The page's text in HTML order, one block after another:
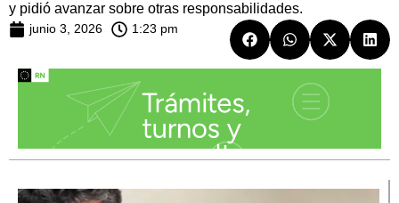
y pidió avanzar sobre otras responsabilidades.
junio 3, 2026 1:23 pm